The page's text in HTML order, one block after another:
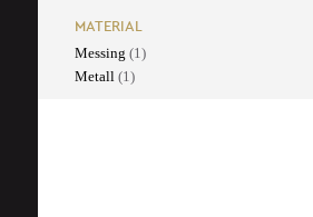
MATERIAL
Messing (1)
Metall (1)